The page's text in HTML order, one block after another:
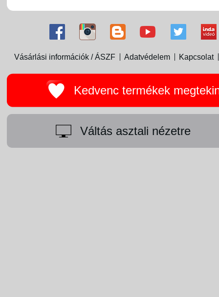
Vásárlási információk / ÁSZF Adatvédelem Kapcsolat
Kedvenc termékek
Váltás asztali nézetre